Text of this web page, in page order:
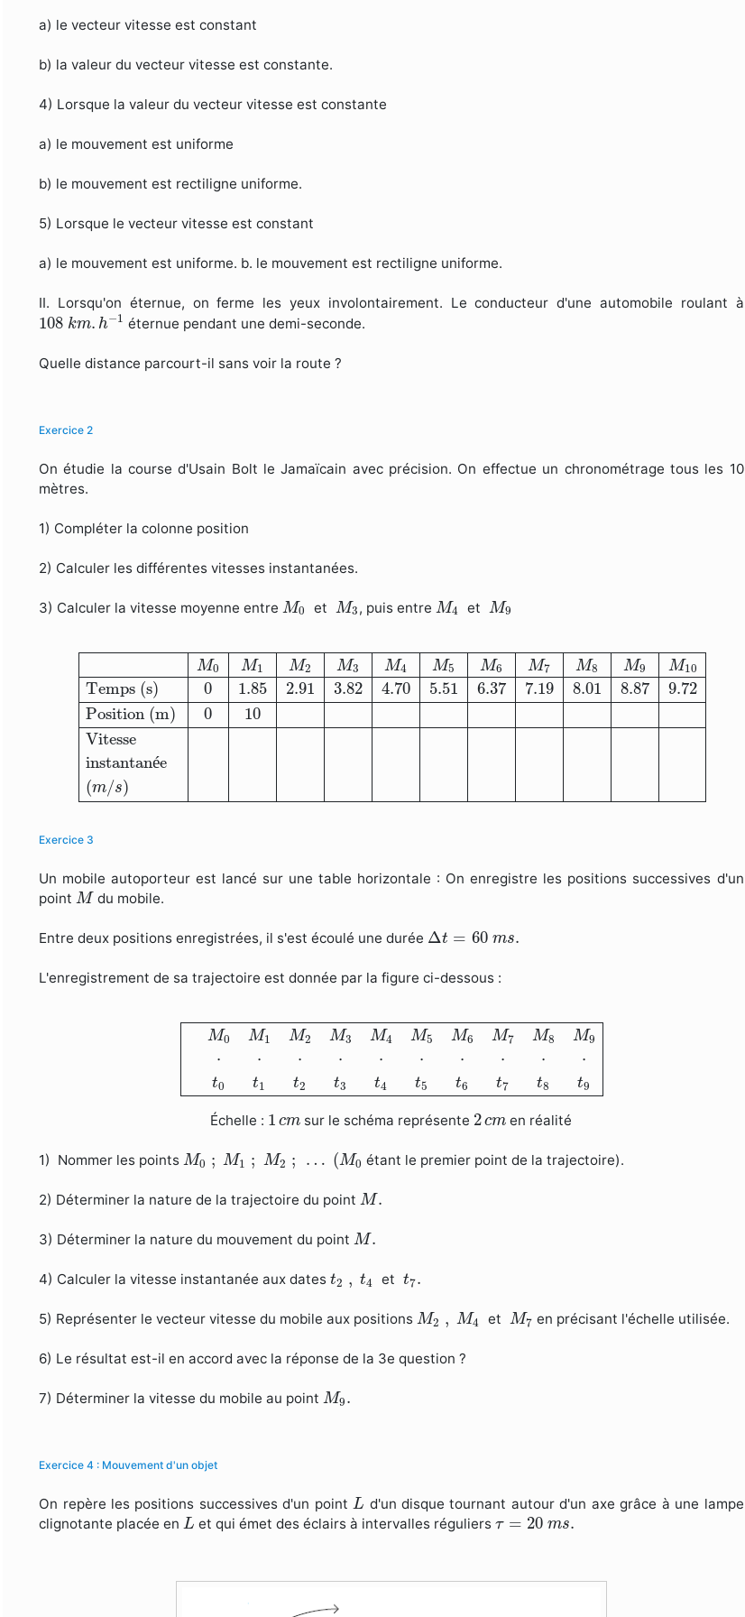
a) le vecteur vitesse est constant
b) la valeur du vecteur vitesse est constante.
4) Lorsque la valeur du vecteur vitesse est constante
a) le mouvement est uniforme
b) le mouvement est rectiligne uniforme.
5) Lorsque le vecteur vitesse est constant
a) le mouvement est uniforme. b. le mouvement est rectiligne uniforme.
II. Lorsqu'on éternue, on ferme les yeux involontairement. Le conducteur d'une automobile roulant à
108 km. h−1
108km.h−1 éternue pendant une demi-seconde.
Quelle distance parcourt-il sans voir la route ?
Exercice 2
On étudie la course d'Usain Bolt le Jamaïcain avec précision. On effectue un chronométrage tous les 10
mètres.
1) Compléter la colonne position
2) Calculer les différentes vitesses instantanées.
3) Calculer la vitesse moyenne entre M0
M0 et M3
M3 , puis entre M4
M4 et M9
M9
M0 M1 M2 M3 M4 M5 M6 M7 M8 M9 M10
Temps (s) 0 1.85 2.91 3.82 4.70 5.51 6.37 7.19 8.01 8.87
9.72
Position (m)
0
10
Vitesse
instantanée
(m/s)
M0M1M2M3M4M5M6M7M8M9M10Temps (s)01.852.913.824.705.516.377.198.01
Exercice 3
Un mobile autoporteur est lancé sur une table horizontale : On enregistre les positions successives d'un
point M
Mdu mobile.
Entre deux positions enregistrées, il s'est écoulé une durée Δt = 60 ms.
Δ t= 60m s.
L'enregistrement de sa trajectoire est donnée par la figure ci-dessous :
M0 M1 M2 M3 M4 M5 M6 M7 M8 M9
⋅ ⋅ ⋅ ⋅ ⋅ ⋅ ⋅ ⋅ ⋅ ⋅
t0 t1 t2 t3 t4 t5 t6 t7 t8 t9
M0M1M2M3M4M5M6M7M8M9⋅⋅⋅⋅⋅⋅⋅⋅⋅⋅t0t1t2t3t4t5t6
Échelle : 1 cm
1 cm sur le schéma représente 2 cm
2 cm en réalité
1) Nommer les pointsM0 ; M1 ; M2 ; … (M0
M0 M1 M2; 0 étant le premier point de la trajectoire).
2) Déterminer la nature de la trajectoire du pointM.
M.
3) Déterminer la nature du mouvement du pointM.
M.
4) Calculer la vitesse instantanée aux datest2 , t4
t2 t4 et t7.
t7
5) Représenter le vecteur vitesse du mobile aux positionsM2 , M4
M2 M4 et M7
M7 en précisant l'échelle utilisée.
6) Le résultat est-il en accord avec la réponse de la 3e question ?
7) Déterminer la vitesse du mobile au pointM9.
M9
Exercice 4 : Mouvement d'un objet
On repère les positions successives d'un pointL
L d'un disque tournant autour d'un axe grâce à une lampe
clignotante placée enL
L et qui émet des éclairs à intervalles réguliersτ = 20 ms.
τ=20ms.